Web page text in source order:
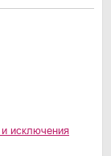
и исключения